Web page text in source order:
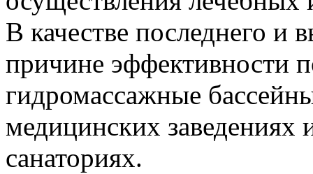
В качестве последнего и
причине эффективности
гидромассажные
медицинских заведениях
санаториях.